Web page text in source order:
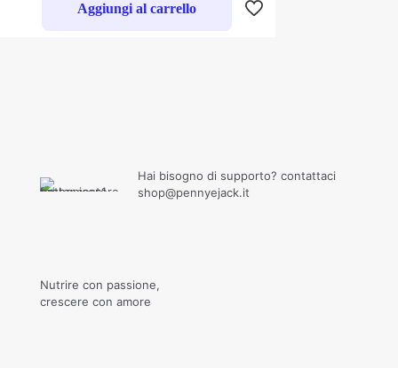
Aggiungi al carrello
Hai bisogno di supporto? contattaci
shop@pennyejack.it
Nutrire con passione,
crescere con amore